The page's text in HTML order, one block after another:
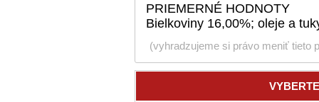
PRIEMERNÉ HODNOTY
Bielkoviny 16,00%; oleje a
(vyhradzujeme si právo meniť tieto